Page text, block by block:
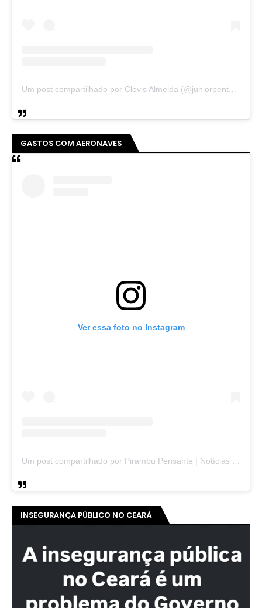
Um post compartilhado por Clovis Almeida (@juniorpentecoste01)
GASTOS COM AERONAVES
Ver essa foto no Instagram
Um post compartilhado por Pirambu Pensante | Notícias & Entretenimento (@pirambupensante)
INSEGURANÇA PÚBLICO NO CEARÁ